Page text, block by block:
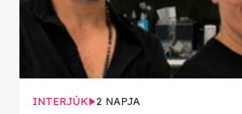
INTERJÚK 2 NAPJA